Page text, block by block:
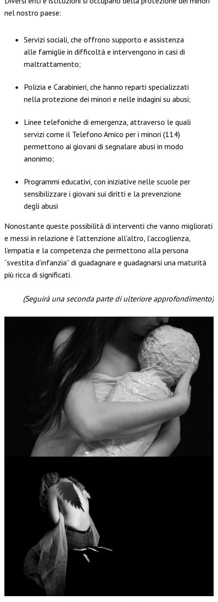
nel nostro paese:
Servizi sociali, che offrono supporto e assistenza
alle famiglie in difficoltà e intervengono in casi di
maltrattamento;
Polizia e Carabinieri, che hanno reparti specializzati
nella protezione dei minori e nelle indagini su abusi;
Linee telefoniche di emergenza, attraverso le quali
servizi come il Telefono Amico per i minori (114)
permettono ai giovani di segnalare abusi in modo
anonimo;
Programmi educativi, con iniziative nelle scuole per
sensibilizzare i giovani sui diritti e la prevenzione
degli abusi
Nonostante queste possibilità di interventi che vanno migliorati
e messi in relazione è l’attenzione all’altro, l’accoglienza,
l’empatia e la competenza che permettono alla persona
“svestita d’infanzia” di guadagnare e guadagnarsi una maturità
più ricca di significati.
(Seguirà una seconda parte di ulteriore approfondimento)